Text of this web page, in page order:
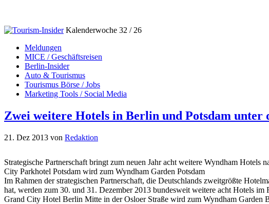
Kalenderwoche 32 / 26
Meldungen
MICE / Geschäftsreisen
Berlin-Insider
Auto & Tourismus
Tourismus Börse / Jobs
Marketing Tools / Social Media
Zwei weitere Hotels in Berlin und Potsdam
21. Dez 2013 von Redaktion
Strategische Partnerschaft bringt zum neuen Jahr acht weitere Wyndham
City Parkhotel Potsdam wird zum Wyndham Garden Potsdam
Im Rahmen der strategischen Partnerschaft, die Deutschlands zweitgrößte
hat, werden zum 30. und 31. Dezember 2013 bundesweit weitere acht Hotels
Grand City Hotel Berlin Mitte in der Osloer Straße wird zum Wyndham Garden